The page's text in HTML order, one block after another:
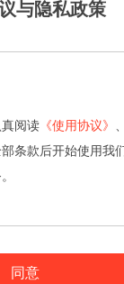
与隐私政策
阅读 《使用协议》
条款后开始使用我
同意